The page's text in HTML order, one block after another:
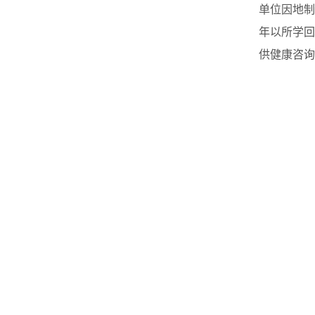
单位因地
年以所学
供健康咨